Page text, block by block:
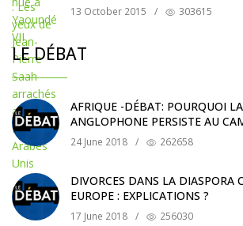
13 October 2015 / 303615
LE DÉBAT
AFRIQUE -DÉBAT: POURQUOI
ANGLOPHONE PERSISTE AU
24 June 2018 / 262658
DIVORCES DANS LA DIASPORA
EUROPE : EXPLICATIONS ?
17 June 2018 / 256030